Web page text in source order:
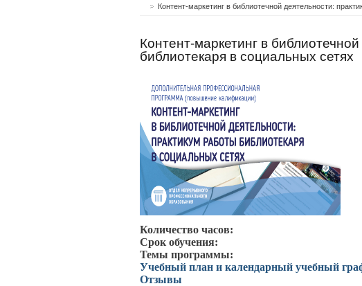
Контент-маркетинг в библиотечной деятельности:
Контент-маркетинг в
библиотекаря в социальных сетях
Количество часов:
Срок обучения:
Темы программы:
Учебный план и календарный учебный
Отзывы